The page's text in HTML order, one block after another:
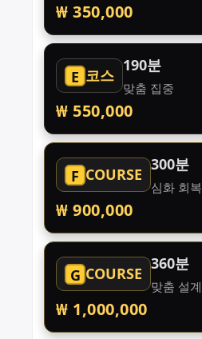
₩ 350,000
E 코스
190분
맞춤 집중
₩ 550,000
F COURSE
300분
심화 회복
₩ 900,000
G COURSE
360분
맞춤 설계
₩ 1,000,000